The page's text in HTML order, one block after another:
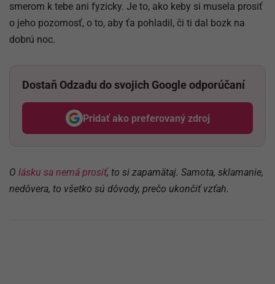
smerom k tebe ani fyzicky. Je to, ako keby si musela prosiť
o jeho pozornosť, o to, aby ťa pohladil, či ti dal bozk na
dobrú noc.
Dostaň Odzadu do svojich Google odporúčaní
Pridať ako preferovaný zdroj
Odzadu, odkaz sa otvorí v
O lásku sa nemá prosiť, to si zapamätaj. Samota, sklamanie,
nedôvera, to všetko sú dôvody, prečo ukončiť vzťah.